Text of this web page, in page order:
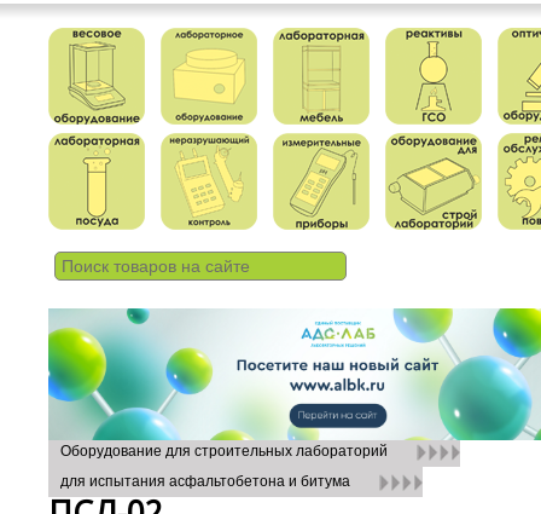
Оборудование для строительных лабораторий
для испытания асфальтобетона и битума